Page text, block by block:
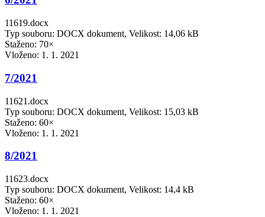
11619.docx
Typ souboru: DOCX dokument, Velikost: 14,06 kB
Staženo: 70×
Vloženo: 1. 1. 2021
7/2021
11621.docx
Typ souboru: DOCX dokument, Velikost: 15,03 kB
Staženo: 60×
Vloženo: 1. 1. 2021
8/2021
11623.docx
Typ souboru: DOCX dokument, Velikost: 14,4 kB
Staženo: 60×
Vloženo: 1. 1. 2021